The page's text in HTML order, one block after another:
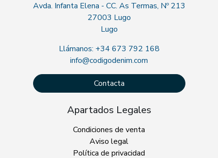
Avda. Infanta Elena - CC. As Termas, Nº 213
27003 Lugo
Lugo
Llámanos: +34 673 792 168
info@codigodenim.com
Contacta
Apartados Legales
Condiciones de venta
Aviso legal
Política de privacidad